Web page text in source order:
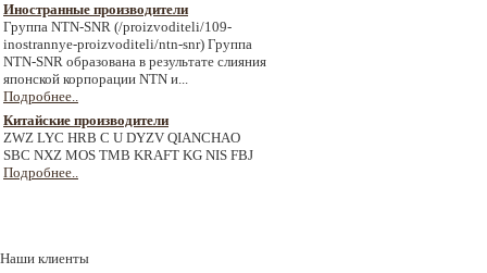
Иностранные производители
Группа NTN-SNR (/proizvoditeli/109-
inostrannye-proizvoditeli/ntn-snr) Группа
NTN-SNR образована в результате слияния
японской корпорации NTN и...
Подробнее..
Китайские производители
ZWZ LYC HRB C U DYZV QIANCHAO
SBC NXZ MOS TMB KRAFT KG NIS FBJ
Подробнее..
Наши клиенты